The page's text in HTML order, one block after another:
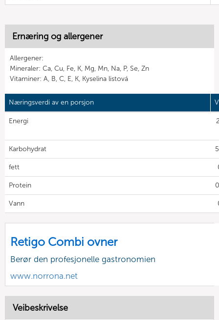
Ernæring og allergener
Allergener:
Mineraler: Ca, Cu, Fe, K, Mg, Mn, Na, P, Se, Zn
Vitaminer: A, B, C, E, K, Kyselina listová
Næringsverdi av en porsjon
Energi
Karbohydrat
fett
Protein
Vann
Retigo Combi ovner
Berør den profesjonelle gastronomien
www.norrona.net
Veibeskrivelse